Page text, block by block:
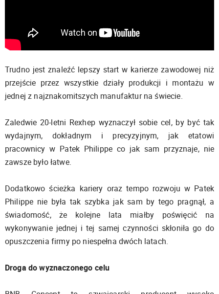
Trudno jest znaleźć lepszy start w karierze zawodowej niż
przejście przez wszystkie działy produkcji i montażu w
jednej z najznakomitszych manufaktur na świecie.
Zaledwie 20-letni Rexhep wyznaczył sobie cel, by być tak
wydajnym, dokładnym i precyzyjnym, jak etatowi
pracownicy w Patek Philippe co jak sam przyznaje, nie
zawsze było łatwe.
Dodatkowo ścieżka kariery oraz tempo rozwoju w Patek
Philippe nie była tak szybka jak sam by tego pragnął, a
świadomość, że kolejne lata miałby poświęcić na
wykonywanie jednej i tej samej czynności skłoniła go do
opuszczenia firmy po niespełna dwóch latach.
Droga do wyznaczonego celu